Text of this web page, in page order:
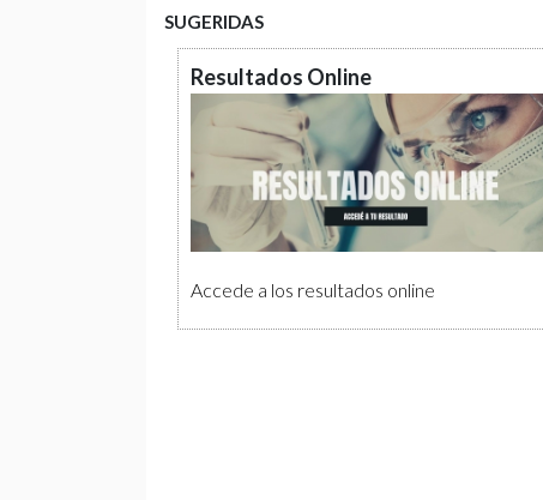
SUGERIDAS
Resultados Online
Accede a los resultados online